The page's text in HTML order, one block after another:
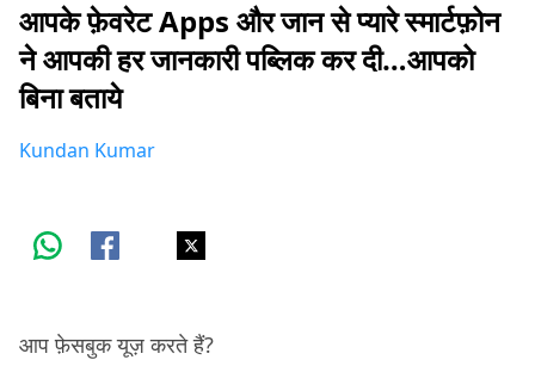
आपके फ़ेवरेट Apps और जान से प्यारे स्मार्टफ़ोन
ने आपकी हर जानकारी पब्लिक कर दी…आपको
बिना बताये
Kundan Kumar
आप फ़ेसबुक यूज़ करते हैं?